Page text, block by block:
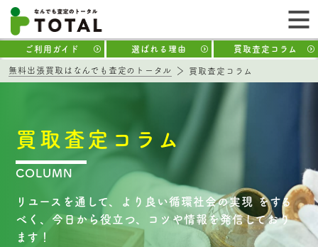
ご利用ガイド 選ばれる理由 買取査定コラム
無料出張買取はなんでも査定のトータル 買取査定コラム
買取査定コラム
COLUMN
リユースを通して、より良い循環社会の実現 をする
べく、今日から役立つ、コツや情報を発信しており
ます！